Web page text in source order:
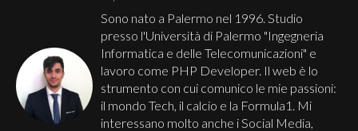
Sono nato a Palermo nel 1996. Studio
presso l'Università di Palermo "Ingegneria
Informatica e delle Telecomunicazioni" e
lavoro come PHP Developer. Il web è lo
strumento con cui comunico le mie passioni:
il mondo Tech, il calcio e la Formula1. Mi
interessano molto anche i Social Media,